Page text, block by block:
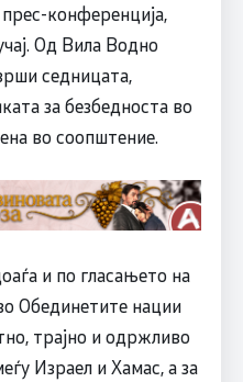
конференција,
Од Вила Водно
седницата,
за безбедноста во
во соопштение.
и по гласањето на
Обединетите нации
трајно и одржливо
Израел и Хамас, а за